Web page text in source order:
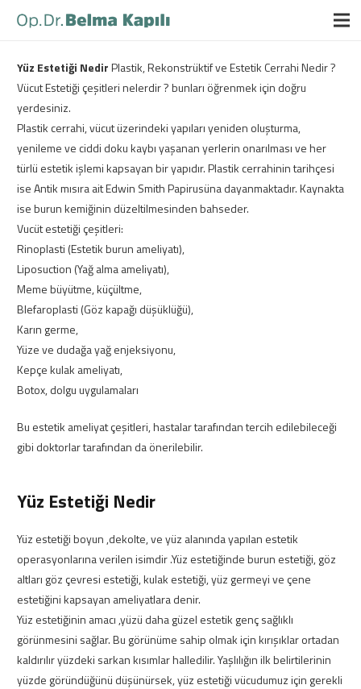
Yüz Estetiği NedirPlastik, Rekonstrüktif ve Estetik Cerrahi Nedir ?
Vücut Estetiği çeşitleri nelerdir ? bunları öğrenmek için doğru
yerdesiniz.
Plastik cerrahi, vücut üzerindeki yapıları yeniden oluşturma,
yenileme ve ciddi doku kaybı yaşanan yerlerin onarılması ve her
türlü estetik işlemi kapsayan bir yapıdır. Plastik cerrahinin tarihçesi
ise Antik mısıra ait Edwin Smith Papirusüna dayanmaktadır. Kaynakta
ise burun kemiğinin düzeltilmesinden bahseder.
Vucüt estetiği çeşitleri:
Rinoplasti (Estetik burun ameliyatı),
Liposuction (Yağ alma ameliyatı),
Meme büyütme, küçültme,
Blefaroplasti (Göz kapağı düşüklüğü),
Karın germe,
Yüze ve dudağa yağ enjeksiyonu,
Kepçe kulak ameliyatı,
Botox, dolgu uygulamaları
Bu estetik ameliyat çeşitleri, hastalar tarafından tercih edilebileceği
gibi doktorlar tarafından da önerilebilir.
Yüz Estetiği Nedir
Yüz estetiği boyun ,dekolte, ve yüz alanında yapılan estetik
operasyonlarına verilen isimdir .Yüz estetiğinde burun estetiği, göz
altları göz çevresi estetiği, kulak estetiği, yüz germeyi ve çene
estetiğini kapsayan ameliyatlara denir.
Yüz estetiğinin amacı ,yüzü daha güzel estetik genç sağlıklı
görünmesini sağlar. Bu görünüme sahip olmak için kırışıklar ortadan
kaldırılır yüzdeki sarkan kısımlar halledilir. Yaşlılığın ilk belirtilerinin
yüzde göründüğünü düşünürsek, yüz estetiği vücudumuz için gerekli